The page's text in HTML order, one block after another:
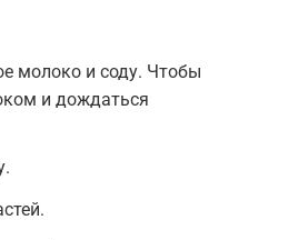
молоко и соду. Чтобы
и дождаться